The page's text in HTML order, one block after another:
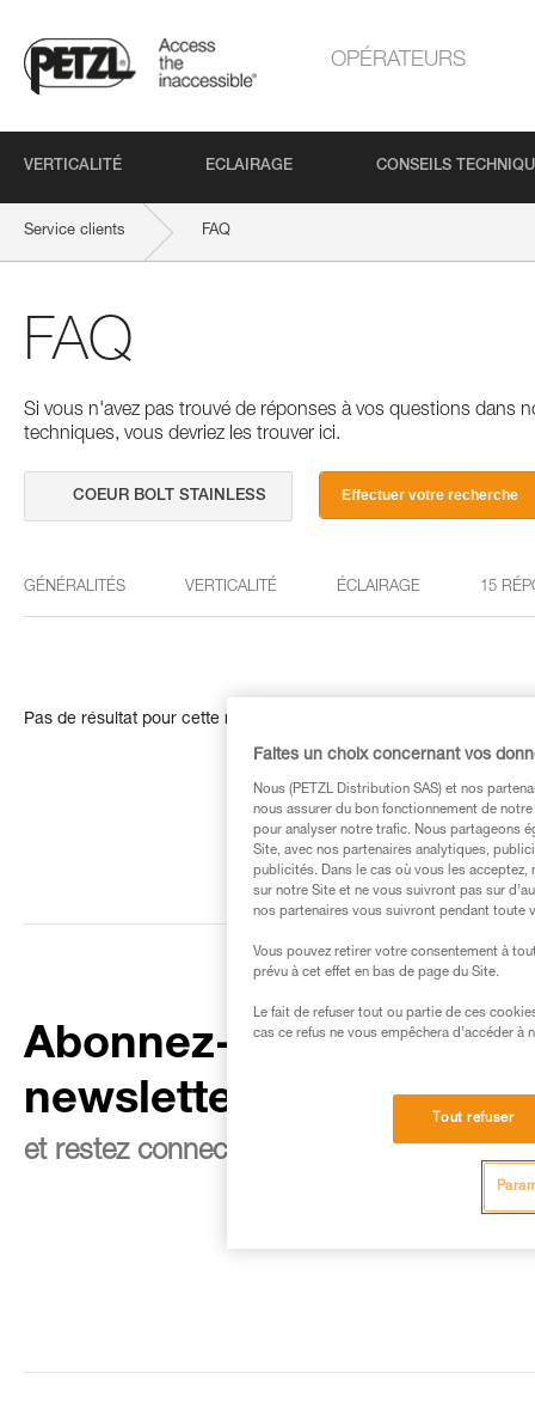
OPÉRATEURS
VERTICALITÉ ECLAIRAGE CONSEILS
Service clients FAQ
FAQ
Si vous n'avez pas trouvé de réponses à vos questions dans
techniques, vous devriez les trouver ici.
Effectuer votre recherche
GÉNÉRALITÉS VERTICALITÉ ÉCLAIRAGE 15
Pas de résultat pour cette recherche
Abonnez-vous à la
newsletter
et restez connecté à notre actualité
Faites un choix concernant vos
Nous (PETZL Distribution SAS) et nos
nous assurer du bon fonctionnement de
pour analyser notre trafic. Nous partageons
Site, avec nos partenaires analytiques,
publicités. Dans le cas où vous les
sur notre Site et ne vous suivront pas sur
nos partenaires vous suivront pendant toute
Vous pouvez retirer votre consentement à
prévu à cet effet en bas de page du Site.
Le fait de refuser tout ou partie de ces
cas ce refus ne vous empêchera d’accéder à
Tout refuser